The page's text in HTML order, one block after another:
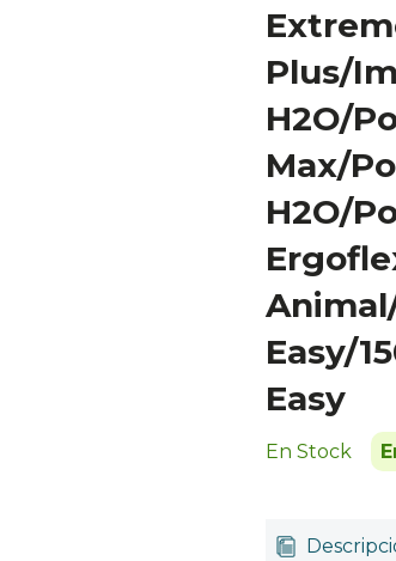
Plus/
H2O/
Max/
H2O/
Easy/
Easy
En Stock